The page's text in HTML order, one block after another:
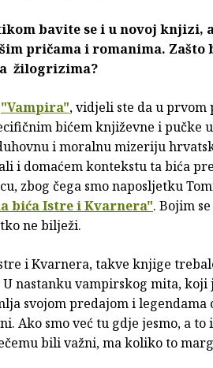
bavite se i u novoj knjizi,
pričama i romanima. Zašto
žilogrizima?
"Vampira", vidjeli ste da u prvom
bićem književne i pučke
i moralnu mizeriju
i domaćem kontekstu ta bića
zbog čega smo naposljetku
bića Istre i Kvarnera". Bojim
ne bilježi.
i Kvarnera, takve knjige
nastanku vampirskog mita, koji
svojom predajom i
Ako smo već tu gdje jesmo, a
bili važni, ma koliko to